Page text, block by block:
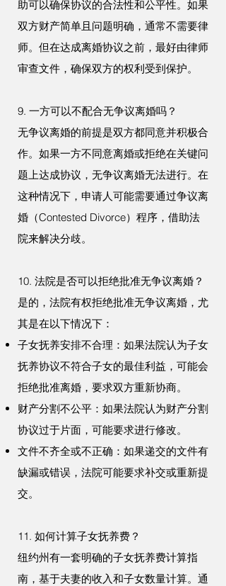
助可以确保协议的合法性和公平性。如果
双方财产简单且问题明确，通常不需要律
师。但在达成离婚协议之前，最好由律师
审查文件，确保双方的权利受到保护。
9. 一方可以不配合无争议离婚吗？
无争议离婚的前提是双方都同意并积极合
作。如果一方不同意离婚或拒绝在关键问
题上达成协议，无争议离婚无法进行。在
这种情况下，申请人可能需要通过争议离
婚（Contested Divorce）程序，借助法
院来解决分歧。
10. 法院是否可以拒绝批准无争议离婚？
是的，法院有权拒绝批准无争议离婚，尤
其是在以下情况下：
子女抚养安排不合理：如果法院认为子女
抚养协议不符合子女的最佳利益，可能会
拒绝批准离婚，要求双方重新协商。
财产分割不公平：如果法院认为财产分割
协议过于片面，可能要求进行修改。
文件不齐全或不正确：如果递交的文件有
缺漏或错误，法院可能要求补交或重新提
交。
11. 如何计算子女抚养费？
纽约州有一套明确的子女抚养费计算指
南，基于夫妻的收入和子女数量计算。通